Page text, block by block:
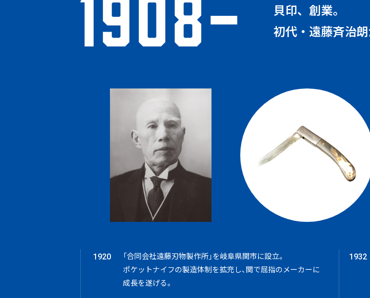
貝印、創業。
初代・遠藤斉治
1920 「合同会社遠藤刃物製作所」を岐阜県関市に設立。
ポケットナイフの製造体制を拡充し、関で屈指のメーカーに
成長を遂げる。
1932